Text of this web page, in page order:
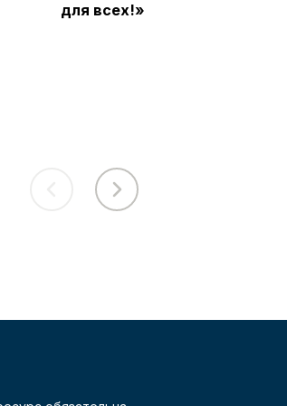
для всех!»